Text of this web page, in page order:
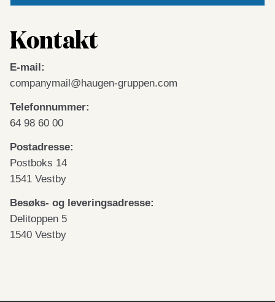
Kontakt
E-mail:
companymail@haugen-gruppen.com
Telefonnummer:
64 98 60 00
Postadresse:
Postboks 14
1541 Vestby
Besøks- og leveringsadresse:
Delitoppen 5
1540 Vestby